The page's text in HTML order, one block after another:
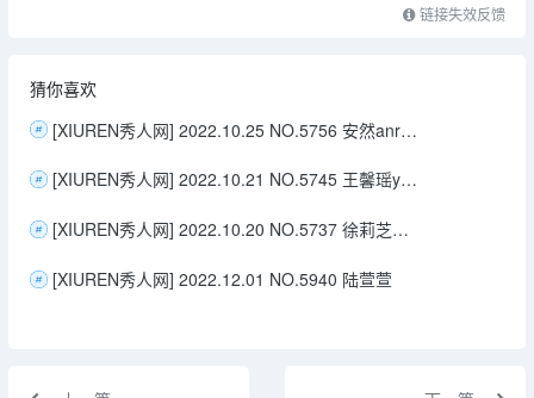
链接失效反馈
猜你喜欢
[XIUREN秀人网] 2022.10.25 NO.5756 安然anran
[XIUREN秀人网] 2022.10.21 NO.5745 王馨瑶yanni
[XIUREN秀人网] 2022.10.20 NO.5737 徐莉芝Booty
[XIUREN秀人网] 2022.12.01 NO.5940 陆萱萱